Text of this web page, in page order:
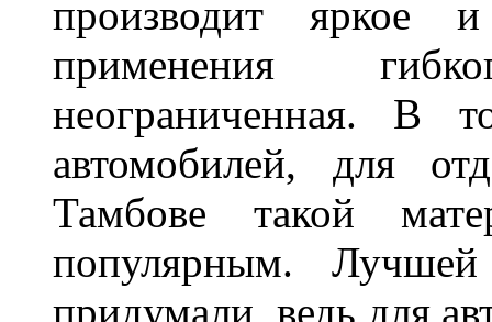
производит яркое
применения
неограниченная.
автомобилей, для
Тамбове такой
популярным.
придумали, ведь для